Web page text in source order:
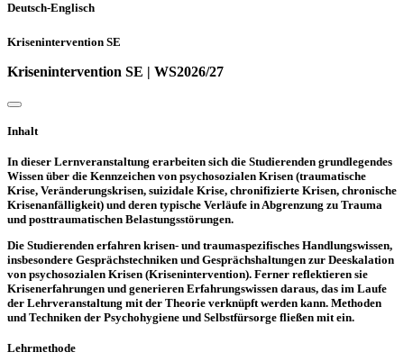
Deutsch-Englisch
Krisenintervention SE
Krisenintervention SE | WS2026/27
Inhalt
In dieser Lernveranstaltung erarbeiten sich die Studierenden grundlegendes
Wissen über die Kennzeichen von psychosozialen Krisen (traumatische
Krise, Veränderungskrisen, suizidale Krise, chronifizierte Krisen, chronische
Krisenanfälligkeit) und deren typische Verläufe in Abgrenzung zu Trauma
und posttraumatischen Belastungsstörungen.
Die Studierenden erfahren krisen- und traumaspezifisches Handlungswissen,
insbesondere Gesprächstechniken und Gesprächshaltungen zur Deeskalation
von psychosozialen Krisen (Krisenintervention). Ferner reflektieren sie
Krisenerfahrungen und generieren Erfahrungswissen daraus, das im Laufe
der Lehrveranstaltung mit der Theorie verknüpft werden kann. Methoden
und Techniken der Psychohygiene und Selbstfürsorge fließen mit ein.
Lehrmethode